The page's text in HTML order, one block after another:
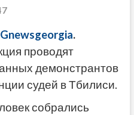
.
проводят
демонстрантов
судей в Тбилиси.
собрались